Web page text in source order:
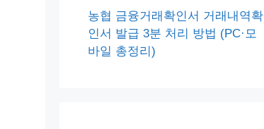
농협 금융거래확인서 거래내역확
인서 발급 3분 처리 방법 (PC·모
바일 총정리)